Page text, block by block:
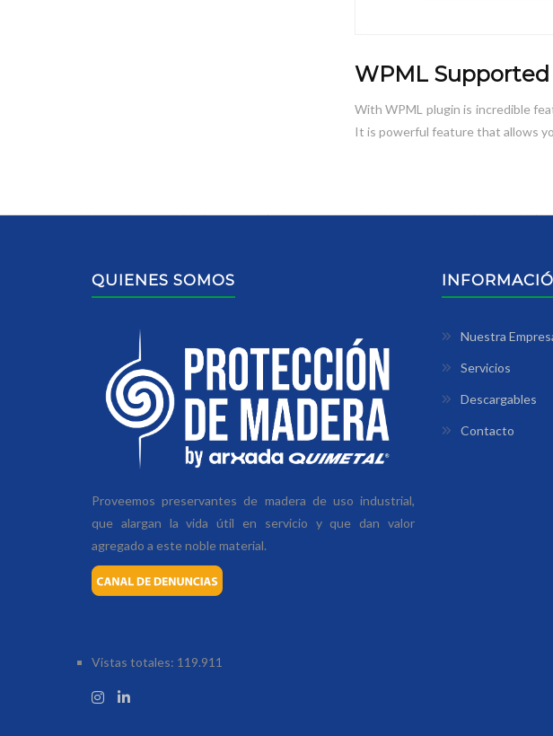
WPML Supported
With WPML plugin is incredible
It is powerful feature that allows
QUIENES SOMOS
Proveemos preservantes de madera de uso industrial,
que alargan la vida útil en servicio y que dan valor
agregado a este noble material.
Vistas totales: 119.911
Nuestra
Servicios
Descargables
Contacto